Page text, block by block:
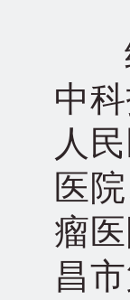
经
中
人
医
瘤
昌